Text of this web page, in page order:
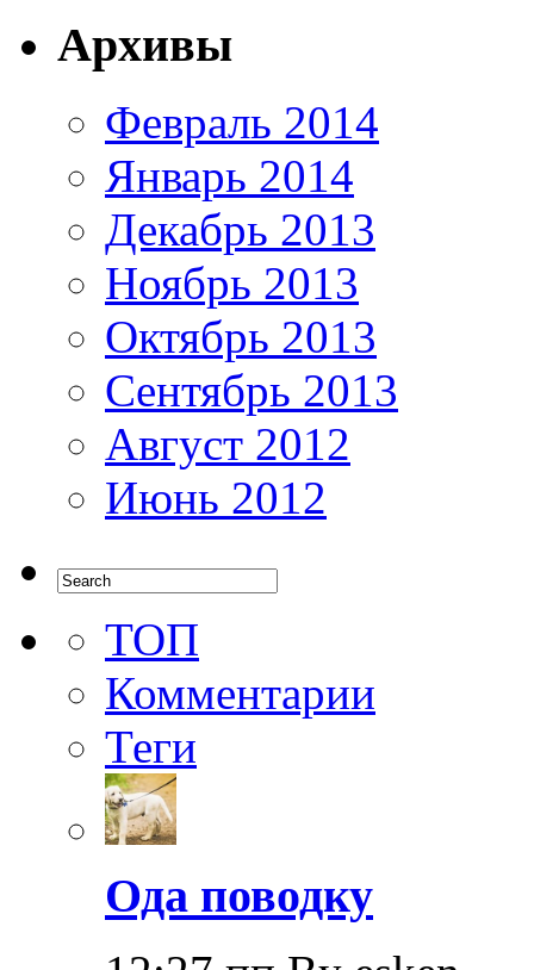
Архивы
Февраль 2014
Январь 2014
Декабрь 2013
Ноябрь 2013
Октябрь 2013
Сентябрь 2013
Август 2012
Июнь 2012
ТОП
Комментарии
Теги
Ода поводку